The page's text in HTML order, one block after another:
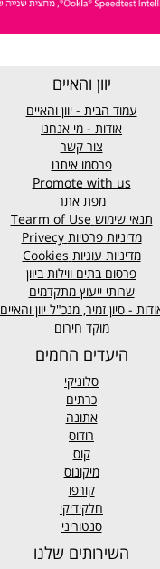
יוון והאיים
עמוד הבית - יוון והאיים
אודות - מי אנחנו
צור קשר
פרסמו איתנו
Promote with us
מפת אתר
תנאי שימוש
מדיניות פרטיות Privecy
מדיניות עוגיות Cookies
פרסום בתים ווילות ביוון
שרותי ייעוץ מתקדמים
- סיון זמיר, מנכ"ל יוון והאיים
מוקד חירום
היעדים החמים
סלוניקי
כרתים
אתונה
רודוס
קוס
מיקונוס
קורפו
חלקידיקי
סנטוריני
השירותים שלנו